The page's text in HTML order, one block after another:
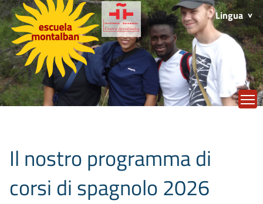
Lingua
Il nostro programma di
corsi di spagnolo 2026